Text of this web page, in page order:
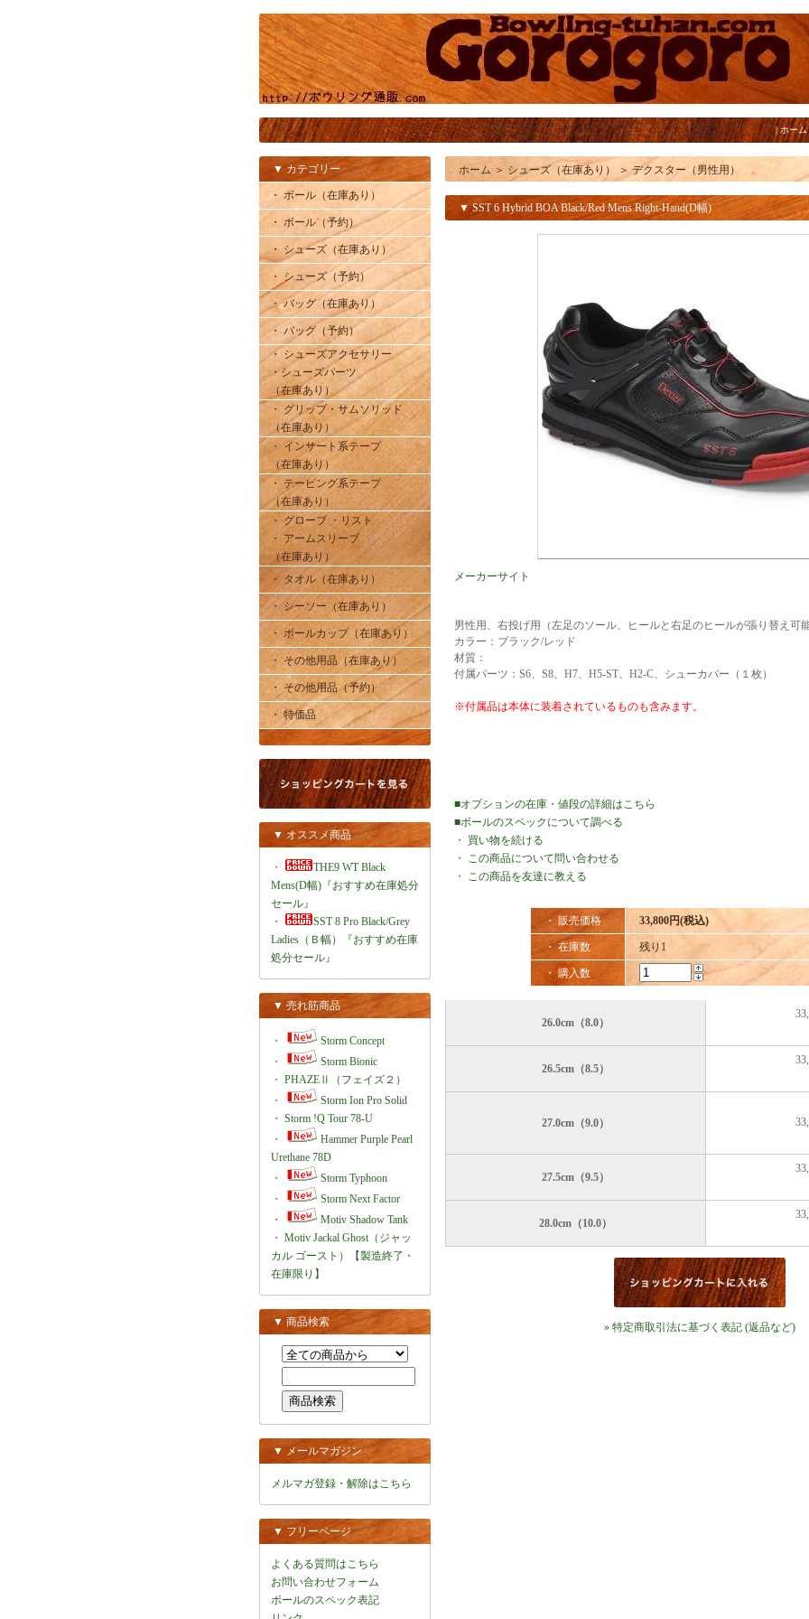
|ホーム
▼ カテゴリー
・ ボール（在庫あり）
・ ボール（予約）
・ シューズ（在庫あり）
・ シューズ（予約）
・ バッグ（在庫あり）
・ バッグ（予約）
・ シューズアクセサリー
・シューズパーツ
（在庫あり）
・ グリップ・サムソリッド
（在庫あり）
・ インサート系テープ
（在庫あり）
・ テーピング系テープ
（在庫あり）
・ グローブ ・リスト
・ アームスリーブ
（在庫あり）
・ タオル（在庫あり）
・ シーソー（在庫あり）
・ ボールカップ（在庫あり）
・ その他用品（在庫あり）
・ その他用品（予約）
・ 特価品
▼ オススメ商品
・
THE9 WT Black
Mens(D幅)『おすすめ在庫処分
セール』
・
SST 8 Pro Black/Grey
Ladies（Ｂ幅）『おすすめ在庫
処分セール』
▼ 売れ筋商品
・
Storm Concept
・
Storm Bionic
・ PHAZEⅡ（フェイズ２）
・
Storm Ion Pro Solid
・ Storm !Q Tour 78-U
・
Hammer Purple Pearl
Urethane 78D
・
Storm Typhoon
・
Storm Next Factor
・
Motiv Shadow Tank
・ Motiv Jackal Ghost（ジャッ
カル ゴースト）【製造終了・
在庫限り】
▼ 商品検索
▼ メールマガジン
メルマガ登録・解除はこちら
▼ フリーページ
よくある質問はこちら
お問い合わせフォーム
ボールのスペック表記
ホーム ＞ シューズ（在庫あり） ＞ デクスター（男性用）
▼ SST 6 Hybrid BOA Black/Red Mens Right-Hand(D幅)
メーカーサイト
男性用、右投げ用（左足のソール、ヒールと右足のヒールが張り替え可
カラー：ブラック/レッド
材質：
付属パーツ：S6、S8、H7、H5-ST、H2-C、シューカバー（１枚）
※付属品は本体に装着されているものも含みます。
■オプションの在庫・値段の詳細はこちら
■ボールのスペックについて調べる
・ 買い物を続ける
・ この商品について問い合わせる
・ この商品を友達に教える
・ 販売価格 33,800円(税込)
・ 在庫数 残り1
・ 購入数
26.0cm（8.0）
26.5cm（8.5）
27.0cm（9.0）
27.5cm（9.5）
28.0cm（10.0）
» 特定商取引法に基づく表記 (返品など)